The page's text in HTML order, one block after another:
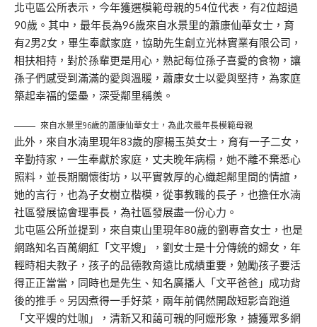
北屯區公所表示，今年獲選模範母親的54位代表，有2位超過
90歲。其中，最年長為96歲來自水景里的蕭康仙華女士，育
有2男2女，畢生奉獻家庭，協助先生創立光林實業有限公司，
相扶相持，對於孫輩更是用心，熟記每位孫子喜愛的食物，讓
孫子們感受到滿滿的愛與溫暖，蕭康女士以愛與堅持，為家庭
築起幸福的堡壘，深受鄰里稱羨。
來自水景里96歲的蕭康仙華女士，為此次最年長模範母親
此外，來自水湳里現年83歲的廖楊玉英女士，育有一子二女，
辛勤持家，一生奉獻於家庭，丈夫晚年病榻，她不離不棄悉心
照料，並長期關懷街坊，以平實敦厚的心織起鄰里間的情誼，
她的言行，也為子女樹立楷模，從事教職的長子，也擔任水湳
社區發展協會理事長，為社區發展盡一份心力。
北屯區公所並提到，來自東山里現年80歲的劉專音女士，也是
網路知名百萬網紅「文平嫂」，劉女士是十分傳統的婦女，年
輕時相夫教子，孩子的品德教育遠比成績重要，勉勵孩子要活
得正正當當，同時也是先生、知名廣播人「文平爸爸」成功背
後的推手。另因煮得一手好菜，兩年前偶然開啟短影音跑道
「文平嫂的灶咖」，清新又和藹可親的阿嬤形象，擄獲眾多網